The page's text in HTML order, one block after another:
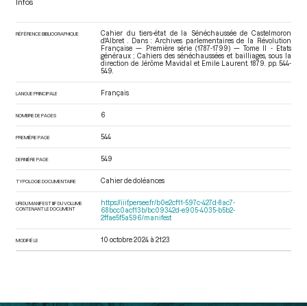
RÉFÉRENCE BIBLIOGRAPHIQUE
Cahier du tiers-état de la Sénéchaussée de Castelmoron
d'Albret . Dans : Archives parlementaires de la Révolution
Française — Première série (1787-1799) — Tome II - Etats
généraux ; Cahiers des sénéchaussées et bailliages, sous la
direction de Jérôme Mavidal et Emile Laurent. 1879. pp. 544-
549.
LANGUE PRINCIPALE Français
NOMBRE DE PAGES 6
PREMIÈRE PAGE 544
DERNIÈRE PAGE 549
TYPOLOGIE DOCUMENTAIRE Cahier de doléances
URI DU MANIFEST IIIF DU VOLUME
CONTENANT LE DOCUMENT
https://iiif.persee.fr/b0e2cf11-597c-427d-8ac7-
68bcc0acf13b/bc09342d-e905-4035-b5b2-
2ffae5f5a596/manifest
MODIFIÉ LE 10 octobre 2024 à 21:23